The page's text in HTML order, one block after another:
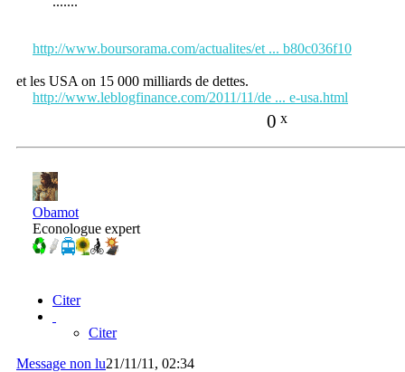
http://www.boursorama.com/actualites/et ... b80c036f10
et les USA on 15 000 milliards de dettes.
http://www.leblogfinance.com/2011/11/de ... e-usa.html
0 x
Obamot
Econologue expert
Citer
Citer
Message non lu21/11/11, 02:34